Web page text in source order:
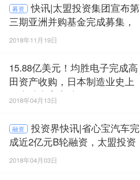
募资
快讯|太盟投资集团宣布第
三期亚洲并购基金完成募集，
金额超60亿美元
2018年11月19日
15.88亿美元！均胜电子完成高
田资产收购，日本制造业史上
最大破产案完结
2018年04月13日
融资
投资界快讯|省心宝汽车完
成近2亿元B轮融资，太盟投资
集团领投
2018年04月03日